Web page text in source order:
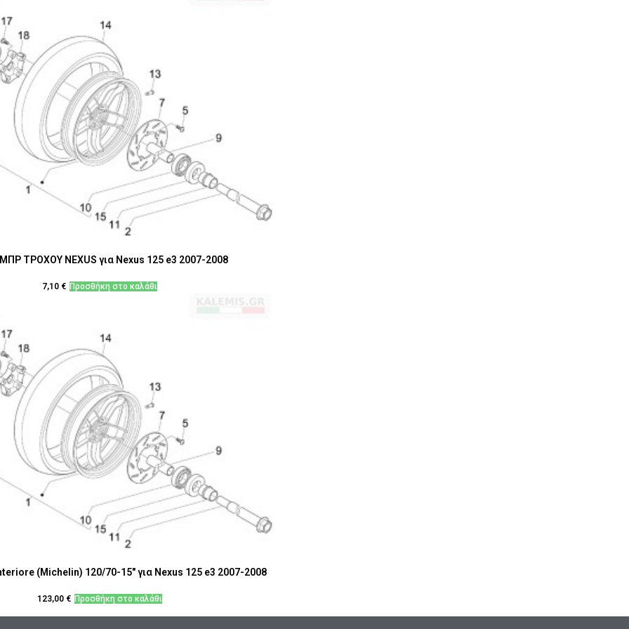
ΤΡΟΧΟΥ NEXUS για Nexus 125 e3 2007-2008
7,10 € Προσθήκη στο καλάθι
(Michelin) 120/70-15" για Nexus 125 e3 2007-2008
123,00 € Προσθήκη στο καλάθι